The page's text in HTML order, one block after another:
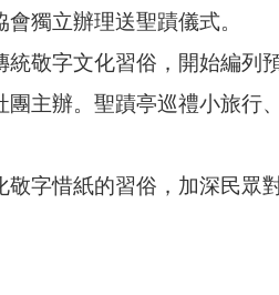
獨立辦理送聖蹟儀式。
敬字文化習俗，開始編列
主辦。聖蹟亭巡禮小旅行
字惜紙的習俗，加深民眾